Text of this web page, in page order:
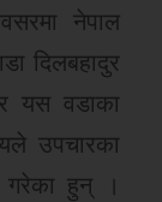
नेपाल
दिलबहादुर
यस वडाका
उपचारका
गरेका हुन् ।